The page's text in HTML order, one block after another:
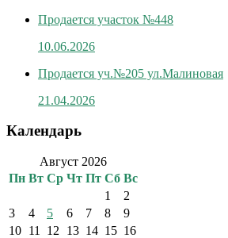
Продается участок №448
10.06.2026
Продается уч.№205 ул.Малиновая
21.04.2026
Календарь
Август 2026
Пн Вт Ср Чт Пт Сб Вс
1
2
3
4 5 6 7 8
9
10 11 12 13 14 15 16